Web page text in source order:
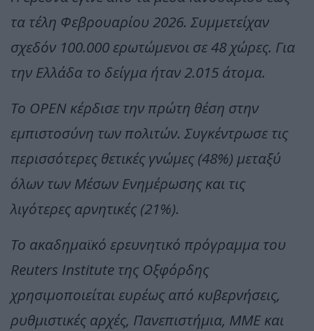
τα τέλη Φεβρουαρίου 2026. Συμμετείχαν
σχεδόν 100.000 ερωτώμενοι σε 48 χώρες. Για
την Ελλάδα το δείγμα ήταν 2.015 άτομα.
Το OPEN κέρδισε την πρώτη θέση στην
εμπιστοσύνη των πολιτών. Συγκέντρωσε τις
περισσότερες θετικές γνώμες (48%) μεταξύ
όλων των Μέσων Ενημέρωσης και τις
λιγότερες αρνητικές (21%).
Το ακαδημαϊκό ερευνητικό πρόγραμμα του
Reuters Institute της Οξφόρδης
χρησιμοποιείται ευρέως από κυβερνήσεις,
ρυθμιστικές αρχές, Πανεπιστήμια, ΜΜΕ και